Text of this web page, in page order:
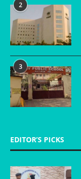
2
3
EDITOR’S PICKS